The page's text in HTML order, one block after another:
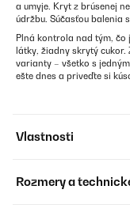
a umyje. Kryt z brúsenej
údržbu. Súčasťou balenia
Plná kontrola nad tým, čo
látky, žiadny skrytý
varianty – všetko s
ešte dnes a priveďte si
Vlastnosti
Rozmery a